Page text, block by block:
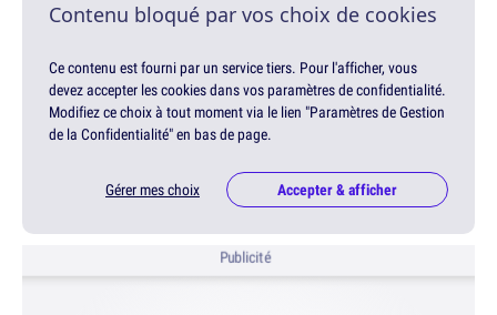
Contenu bloqué par vos choix de cookies
Ce contenu est fourni par un service tiers. Pour l'afficher, vous
devez accepter les cookies dans vos paramètres de confidentialité.
Modifiez ce choix à tout moment via le lien "Paramètres de Gestion
de la Confidentialité" en bas de page.
Gérer mes choix Accepter & afficher
Publicité